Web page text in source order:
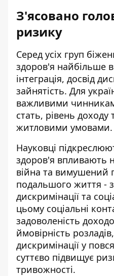
З'ясовано
ризику
Серед усіх груп
здоров'я найбільше
інтеграція, досвід
зайнятість. Для
важливими
стать, рівень доходу
житловими умовами.
Науковці
здоров'я впливають
війна та вимушений
подальшого життя -
дискримінації та
цьому соціальні
задоволеність
ймовірність
дискримінації у
суттєво підвищує
тривожності.